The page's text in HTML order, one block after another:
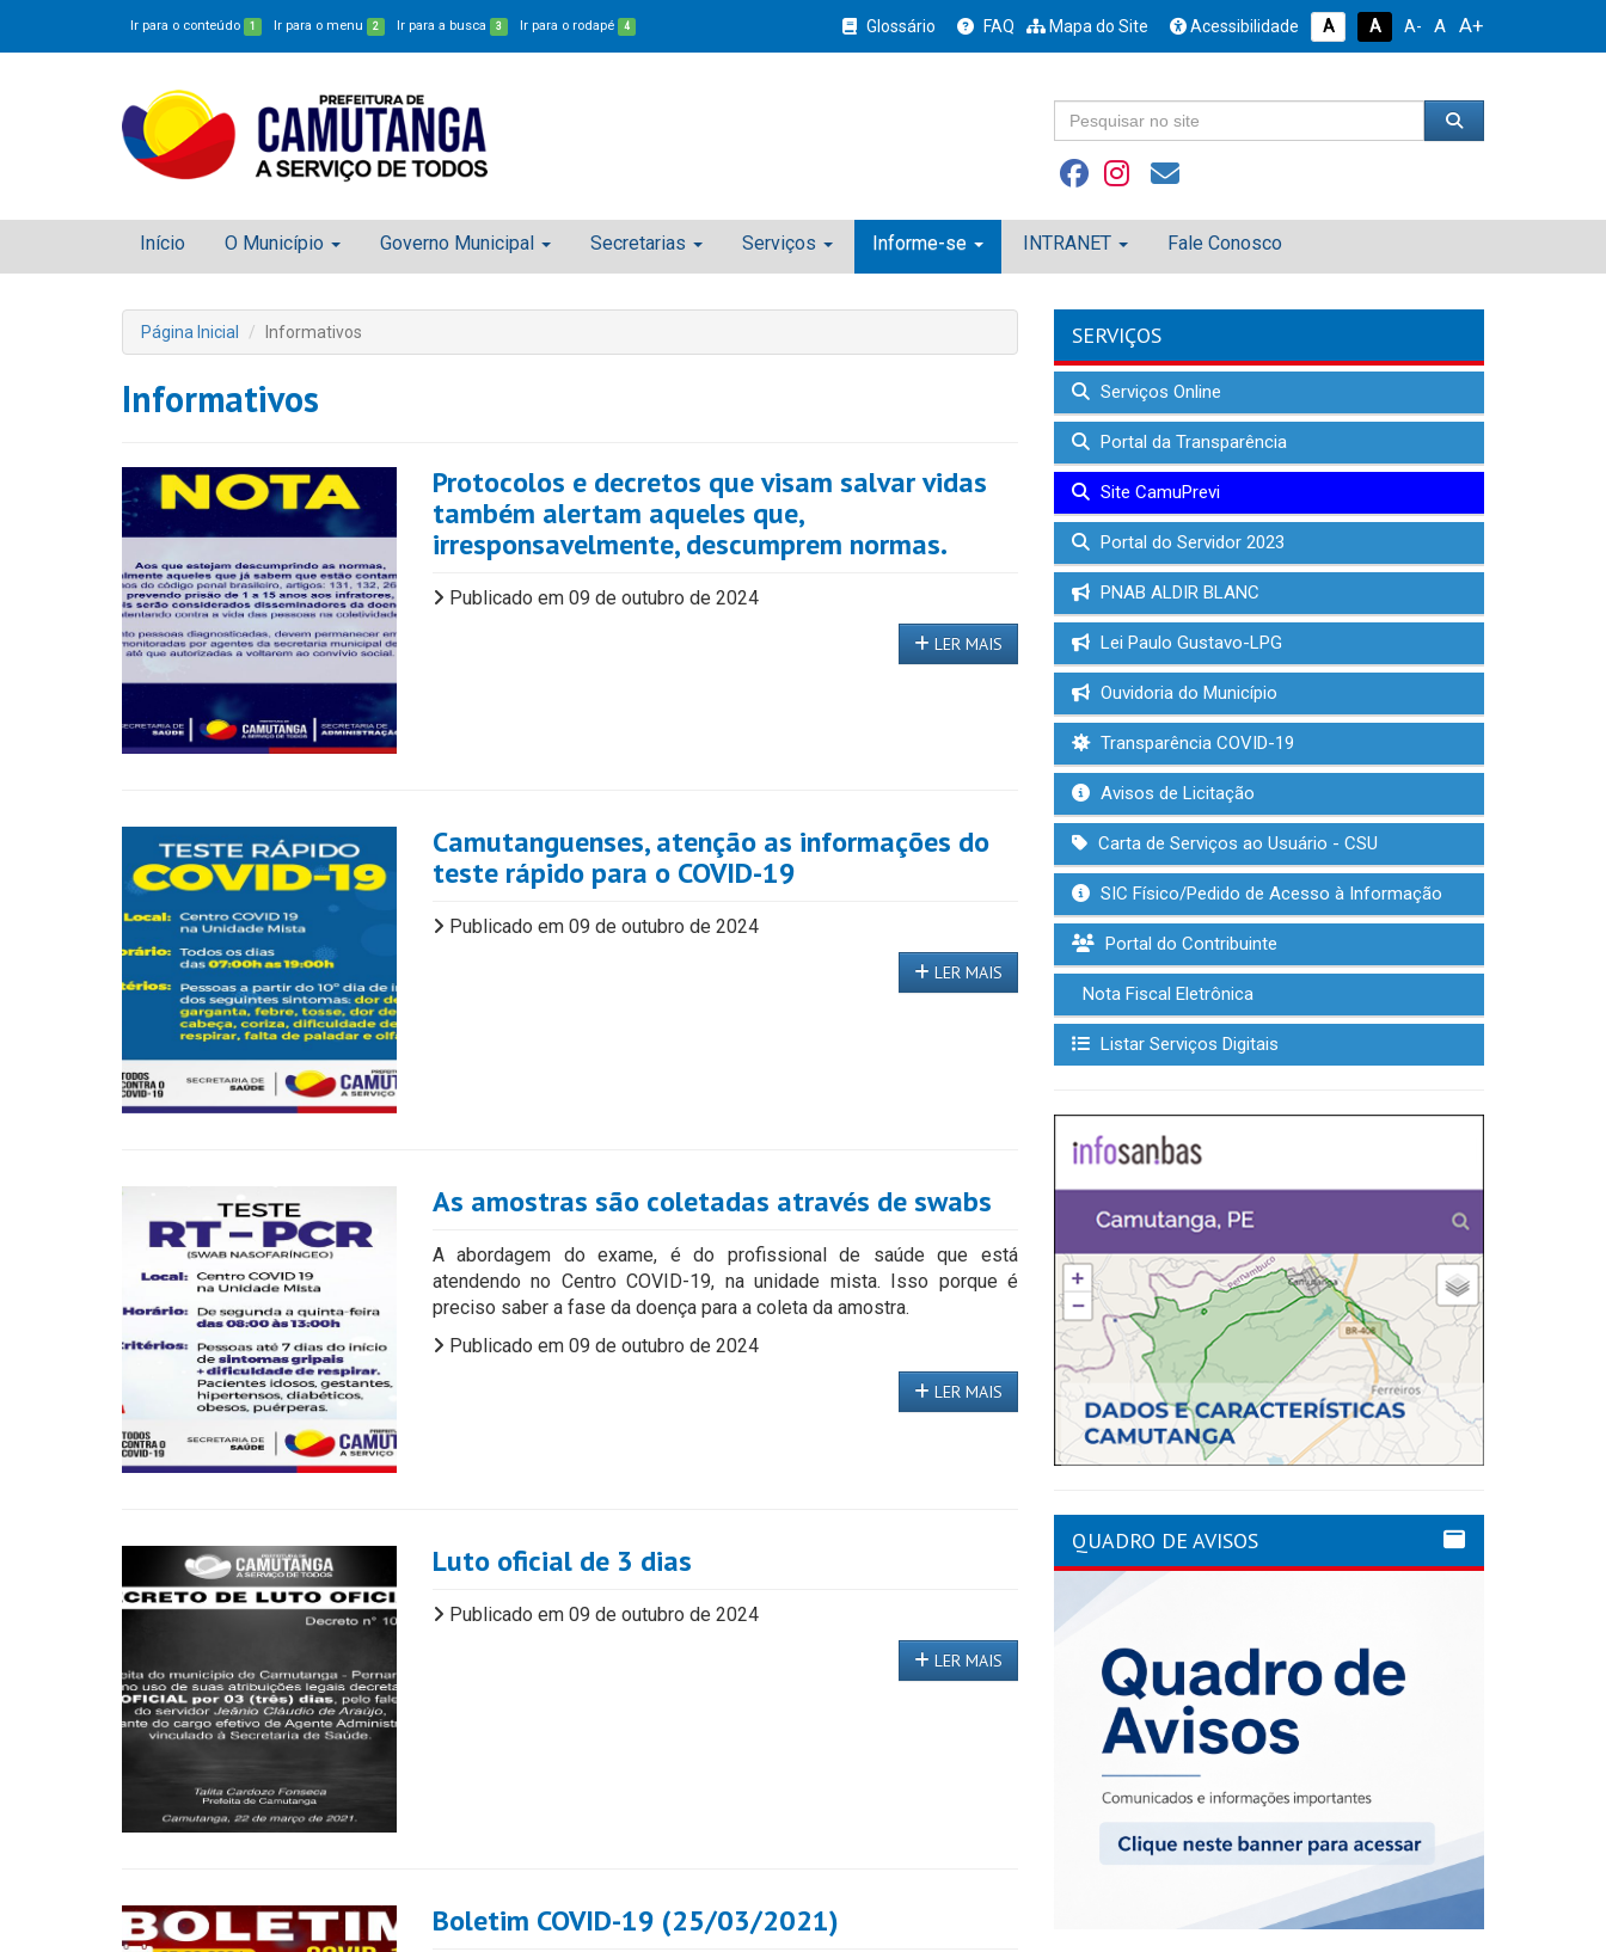
Ir para o conteúdo 1 Ir para o menu 2 Ir para a busca 3 Ir para o rodapé 4 Glossário FAQ Mapa do Site Acessibilidade A A A- A A+
Início O Município Governo Municipal Secretarias Serviços Informe-se INTRANET Fale Conosco
Página Inicial Informativos
Informativos
Protocolos e decretos que visam salvar vidas
também alertam aqueles que,
irresponsavelmente, descumprem normas.
Publicado em 09 de outubro de 2024
LER MAIS
Camutanguenses, atenção as informações do
teste rápido para o COVID-19
Publicado em 09 de outubro de 2024
LER MAIS
As amostras são coletadas através de swabs
A abordagem do exame, é do profissional de saúde que está
atendendo no Centro COVID-19, na unidade mista. Isso porque é
preciso saber a fase da doença para a coleta da amostra.
Publicado em 09 de outubro de 2024
LER MAIS
Luto oficial de 3 dias
Publicado em 09 de outubro de 2024
LER MAIS
Boletim COVID-19 (25/03/2021)
SERVIÇOS
Serviços Online
Portal da Transparência
Site CamuPrevi
Portal do Servidor 2023
PNAB ALDIR BLANC
Lei Paulo Gustavo-LPG
Ouvidoria do Município
Transparência COVID-19
Avisos de Licitação
Carta de Serviços ao Usuário - CSU
SIC Físico/Pedido de Acesso à Informação
Portal do Contribuinte
Nota Fiscal Eletrônica
Listar Serviços Digitais
QUADRO DE AVISOS